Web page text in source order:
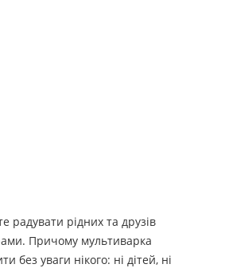
радувати рідних та друзів
Причому мультиварка
без уваги нікого: ні дітей, ні